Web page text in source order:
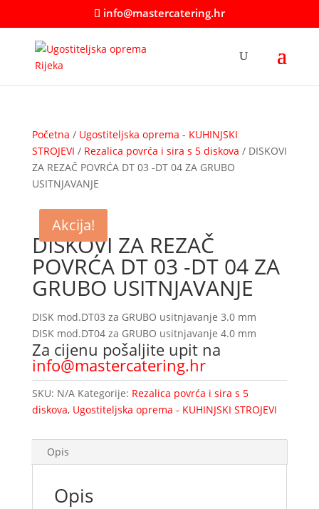
info@mastercatering.hr
Početna / Ugostiteljska oprema - KUHINJSKI
STROJEVI / Rezalica povrća i sira s 5 diskova / DISKOVI
ZA REZAČ POVRĆA DT 03 -DT 04 ZA GRUBO
USITNJAVANJE
DISKOVI ZA REZAČ
POVRĆA DT 03 -DT 04 ZA
GRUBO USITNJAVANJE
DISK mod.DT03 za GRUBO usitnjavanje 3.0 mm
DISK mod.DT04 za GRUBO usitnjavanje 4.0 mm
Za cijenu pošaljite upit na
info@mastercatering.hr
SKU: N/A Kategorije: Rezalica povrća i sira s 5
diskova, Ugostiteljska oprema - KUHINJSKI STROJEVI
Opis
Opis
Akcija!